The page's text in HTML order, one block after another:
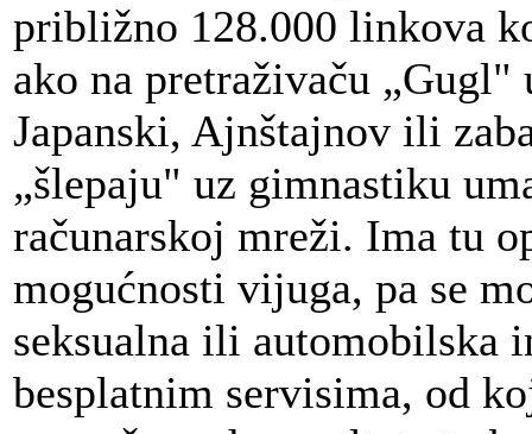
približno 128.000 linkova
ako na pretraživaču
Japanski, Ajnštajnov ili
„šlepaju" uz gimnastiku
računarskoj mreži. Ima tu
mogućnosti vijuga, pa se
seksualna ili automobilska
besplatnim servisima, od